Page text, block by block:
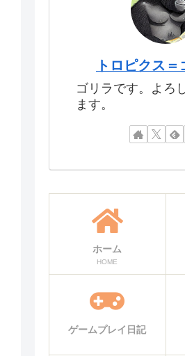
トロピクス
ゴリラです。よろ
ます。
ホーム
HOME
ゲームプレイ日記